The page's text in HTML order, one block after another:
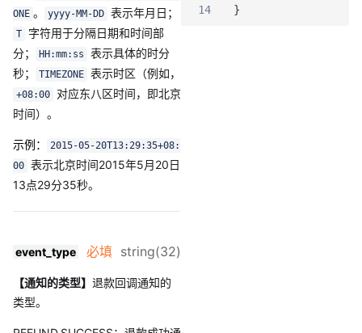
ONE 。 yyyy-MM-DD 表示年月日；
T
字符用于分隔日期和时间部
分；
HH:mm:ss
表示具体的时分
秒；
TIMEZONE 表示时区（例如，
+08:00
对应东八区时间，即北京
时间）。
示例：
2015-05-20T13:29:35+08:
00 表示北京时间2015年5月20日
13点29分35秒。
event_type 必填 string(32)
【通知的类型】 退款回调通知的
类型。
14
}